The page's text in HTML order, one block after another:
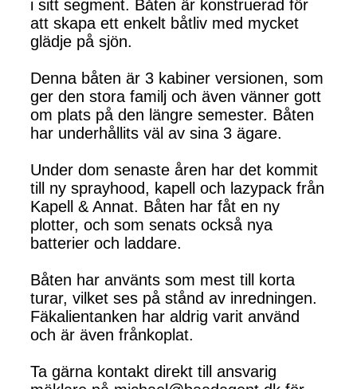
i sitt segment. Båten är konstruerad för
att skapa ett enkelt båtliv med mycket
glädje på sjön.
Denna båten är 3 kabiner versionen, som
ger den stora familj och även vänner gott
om plats på den längre semester. Båten
har underhållits väl av sina 3 ägare.
Under dom senaste åren har det kommit
till ny sprayhood, kapell och lazypack från
Kapell & Annat. Båten har fåt en ny
plotter, och som senats också nya
batterier och laddare.
Båten har använts som mest till korta
turar, vilket ses på stånd av inredningen.
Fäkalientanken har aldrig varit använd
och är även frånkoplat.
Ta gärna kontakt direkt till ansvarig